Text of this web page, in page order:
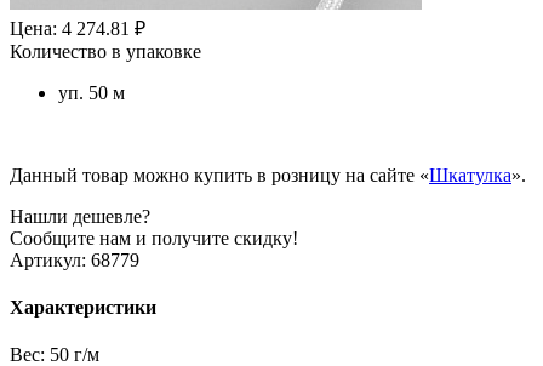
Цена: 4 274.81 ₽
Количество в упаковке
уп. 50 м
Данный товар можно купить в розницу на сайте «Шкатулка».
Нашли дешевле?
Сообщите нам и получите скидку!
Артикул: 68779
Характеристики
Вес: 50 г/м